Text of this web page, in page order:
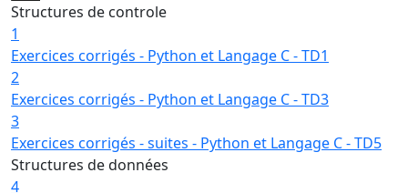
Structures de controle
1
Exercices corrigés - Python et Langage C - TD1
2
Exercices corrigés - Python et Langage C - TD3
3
Exercices corrigés - suites - Python et Langage C - TD5
Structures de données
4